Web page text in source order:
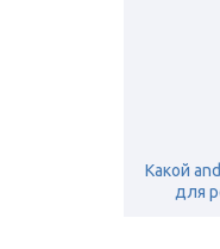
Какой
для